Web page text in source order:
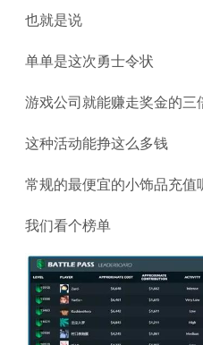
也就是说
单单是这次勇士令状
游戏公司就能赚走奖金的三
这种活动能挣这么多钱
常规的最便宜的小饰品充值
我们看个榜单